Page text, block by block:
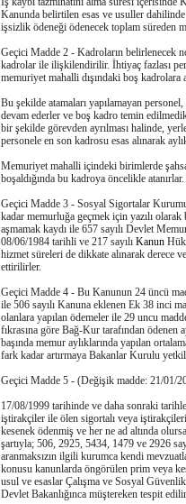
Kanunda belirtilen esas ve usuller
işsizlik ödeneği ödenecek toplam süreden
Geçici Madde 2 - Kadroların belirlenecek
kadrolar ile ilişkilendirilir. İhtiyaç fazlası
memuriyet mahalli dışındaki boş kadrolara
Bu şekilde atamaları yapılamayan
devam ederler ve boş kadro temin
bir şekilde görevden ayrılması halinde,
personele en son kadrosu esas alınarak
Memuriyet mahalli içindeki birimlerde
boşaldığında bu kadroya öncelikle atanırlar.
Geçici Madde 3 - Sosyal Sigortalar
kadar memurluğa geçmek için yazılı
aşmamak kaydı ile 657 sayılı Devlet
08/06/1984 tarihli ve 217 sayılı Kanun
hizmet süreleri de dikkate alınarak derece
ettirilirler.
Geçici Madde 4 - Bu Kanunun 24 üncü
ile 506 sayılı Kanuna eklenen Ek 38 inci
olanlara yapılan ödemeler ile 29 uncu
fıkrasına göre Bağ-Kur tarafından ödenen
başında memur aylıklarında yapılan
fark kadar artırmaya Bakanlar Kurulu
Geçici Madde 5 - (Değişik madde: 21/01/
17/08/1999 tarihinde ve daha sonraki
iştirakçiler ile ölen sigortalı veya
kesenek ödenmiş ve her ne ad altında
şartıyla; 506, 2925, 5434, 1479 ve 2926
aranmaksızın ilgili kurumca kendi
konusu kanunlarda öngörülen prim veya
usul ve esaslar Çalışma ve Sosyal
Devlet Bakanlığınca müştereken tespit